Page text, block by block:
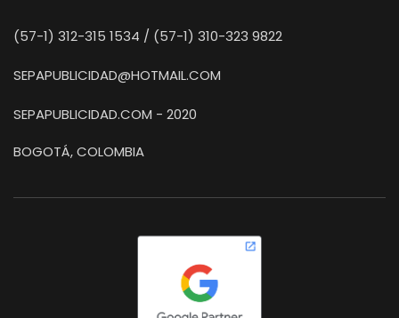
(57-1) 312-315 1534 / (57-1) 310-323 9822
SEPAPUBLICIDAD@HOTMAIL.COM
SEPAPUBLICIDAD.COM - 2020
BOGOTÁ, COLOMBIA